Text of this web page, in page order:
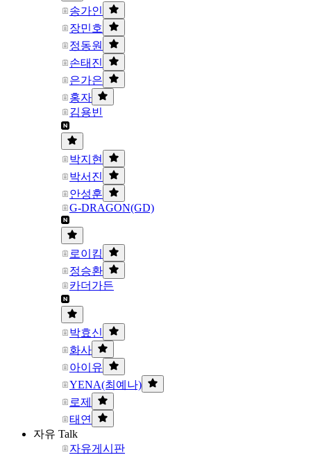
송가인
장민호
정동원
손태진
은가은
홍자
김용빈
박지현
박서진
안성훈
G-DRAGON(GD)
로이킴
정승환
카더가든
박효신
화사
아이유
YENA(최예나)
로제
태연
자유 Talk
자유게시판